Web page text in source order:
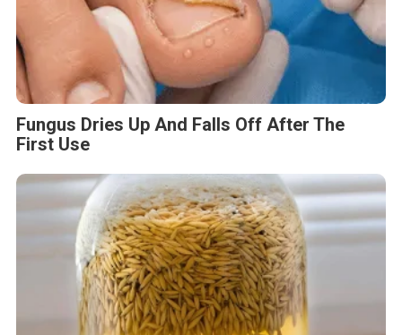
Fungus Dries Up And Falls Off After The
First Use